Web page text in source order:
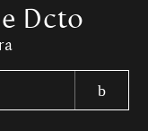
Dcto